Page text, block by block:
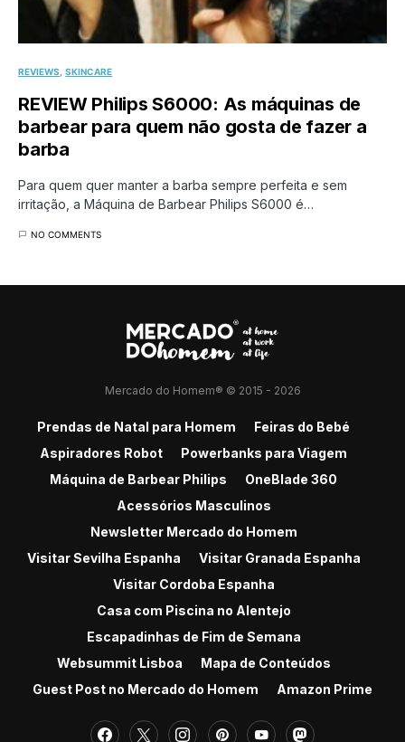
REVIEWS SKINCARE
REVIEW Philips S6000: As máquinas de
barbear para quem não gosta de fazer a
barba
Para quem quer manter a barba sempre perfeita e sem
irritação, a Máquina de Barbear Philips S6000 é…
NO COMMENTS
Mercado do Homem® © 2015 - 2026
Prendas de Natal para Homem
Feiras do Bebé
Aspiradores Robot
Powerbanks para Viagem
Máquina de Barbear Philips
OneBlade 360
Acessórios Masculinos
Newsletter Mercado do Homem
Visitar Sevilha Espanha
Visitar Granada Espanha
Visitar Cordoba Espanha
Casa com Piscina no Alentejo
Escapadinhas de Fim de Semana
Websummit Lisboa
Mapa de Conteúdos
Guest Post no Mercado do Homem
Amazon Prime